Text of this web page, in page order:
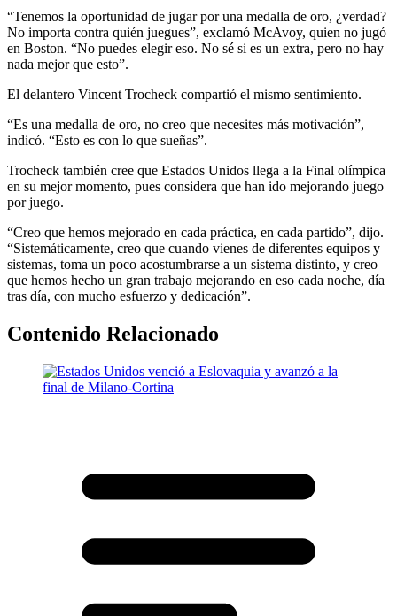
“Tenemos la oportunidad de jugar por una medalla de oro, ¿verdad?
No importa contra quién juegues”, exclamó McAvoy, quien no jugó
en Boston. “No puedes elegir eso. No sé si es un extra, pero no hay
nada mejor que esto”.
El delantero Vincent Trocheck compartió el mismo sentimiento.
“Es una medalla de oro, no creo que necesites más motivación”,
indicó. “Esto es con lo que sueñas”.
Trocheck también cree que Estados Unidos llega a la Final olímpica
en su mejor momento, pues considera que han ido mejorando juego
por juego.
“Creo que hemos mejorado en cada práctica, en cada partido”, dijo.
“Sistemáticamente, creo que cuando vienes de diferentes equipos y
sistemas, toma un poco acostumbrarse a un sistema distinto, y creo
que hemos hecho un gran trabajo mejorando en eso cada noche, día
tras día, con mucho esfuerzo y dedicación”.
Contenido Relacionado